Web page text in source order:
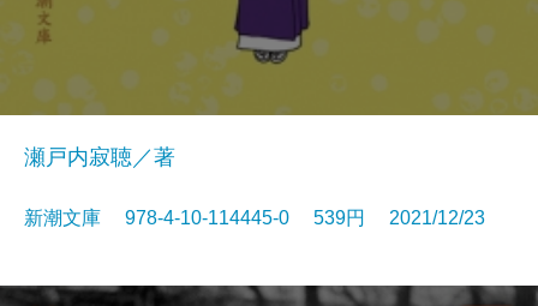
瀬戸内寂聴／著
新潮文庫 978-4-10-114445-0 539円 2021/12/23